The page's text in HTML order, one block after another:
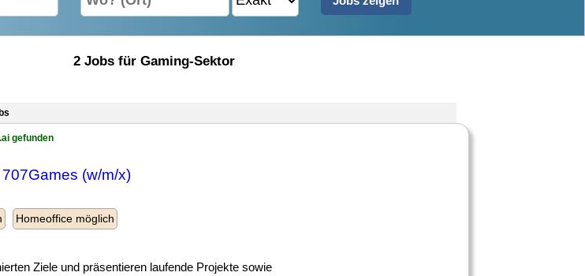
2 Jobs für Gaming-Sektor
gefunden
(w/m/x)
Homeoffice möglich
Ziele und präsentieren laufende Projekte sowie